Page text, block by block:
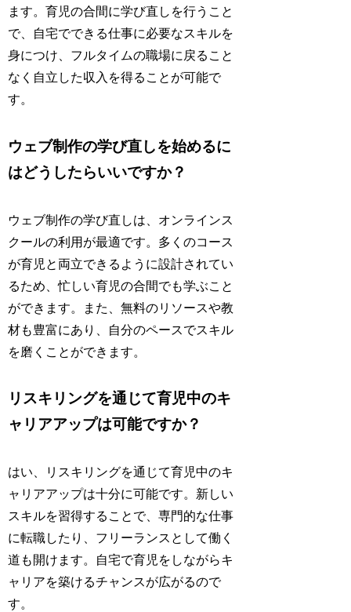
ます。育児の合間に学び直しを行うこと
で、自宅でできる仕事に必要なスキルを
身につけ、フルタイムの職場に戻ること
なく自立した収入を得ることが可能で
す。
ウェブ制作の学び直しを始めるに
はどうしたらいいですか？
ウェブ制作の学び直しは、オンラインス
クールの利用が最適です。多くのコース
が育児と両立できるように設計されてい
るため、忙しい育児の合間でも学ぶこと
ができます。また、無料のリソースや教
材も豊富にあり、自分のペースでスキル
を磨くことができます。
リスキリングを通じて育児中のキ
ャリアアップは可能ですか？
はい、リスキリングを通じて育児中のキ
ャリアアップは十分に可能です。新しい
スキルを習得することで、専門的な仕事
に転職したり、フリーランスとして働く
道も開けます。自宅で育児をしながらキ
ャリアを築けるチャンスが広がるので
す。